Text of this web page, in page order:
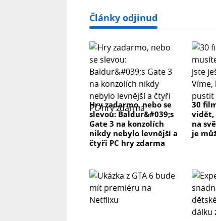
Články odjinud
Hry zadarmo, nebo se
slevou: Baldur&#039;s
Gate 3 na konzolích
nikdy nebylo levnější a
čtyři PC hry zdarma
30
vidět,
na
je